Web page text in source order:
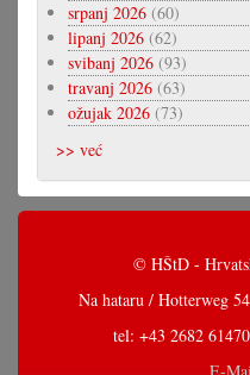
srpanj 2026 (60)
lipanj 2026 (62)
svibanj 2026 (93)
travanj 2026 (63)
ožujak 2026 (73)
>> već
© HŠtD -
Na hataru / Hotterweg
tel: +43 2682